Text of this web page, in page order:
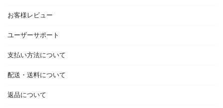
お客様レビュー
ユーザーサポート
支払い方法について
配送・送料について
返品について